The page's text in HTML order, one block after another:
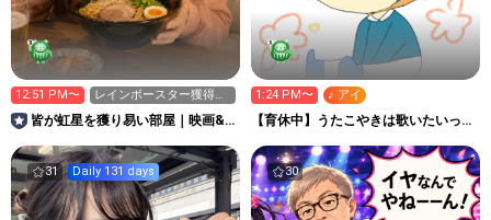
12:51 PM〜
レインボースター獲得し
易い配信中😊 14時まで
皆が虹星を獲り易い部屋｜映画&
1:24 PM〜 ♪ アイ
【育休中】うたこやきは歌いたいっ！
31 Daily 131 days 30